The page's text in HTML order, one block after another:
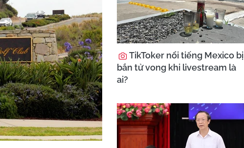
TikToker nổi tiếng Mexico bị
bắn tử vong khi livestream là
ai?